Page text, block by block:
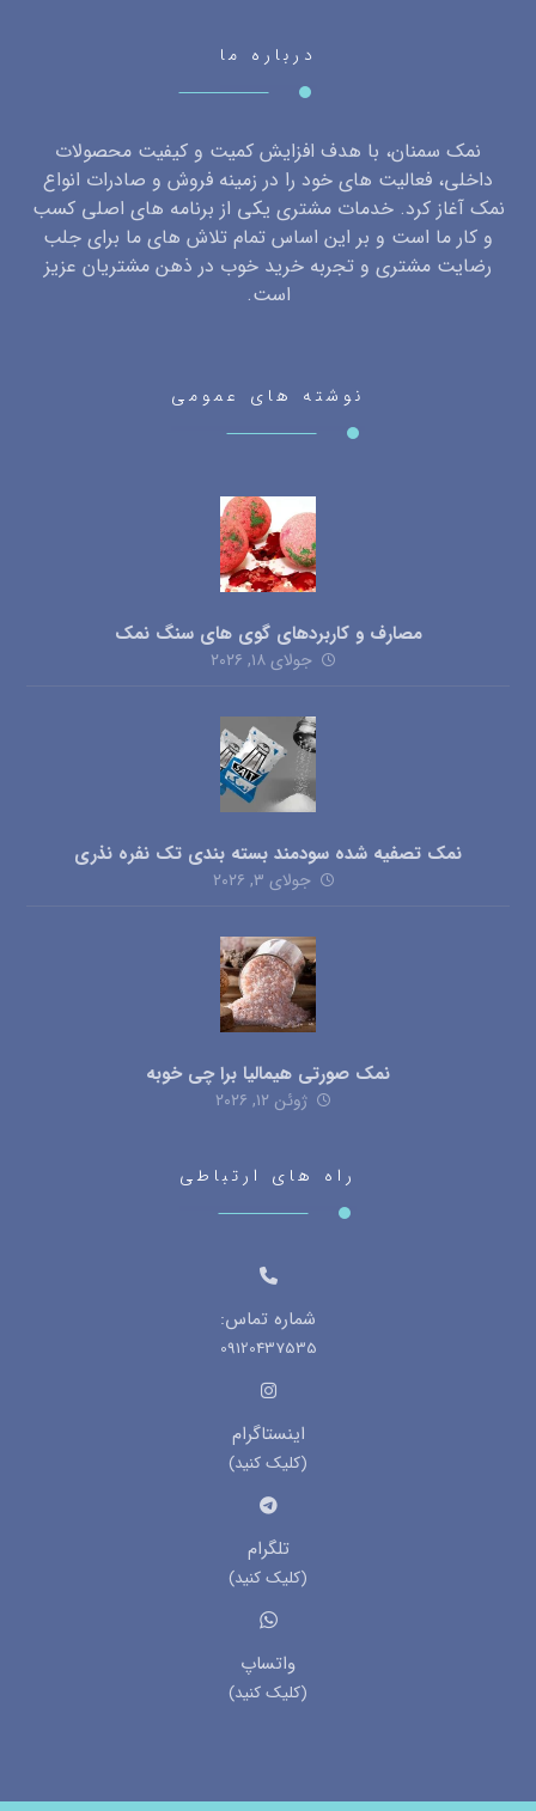
درباره ما
نمک سمنان، با هدف افزایش کمیت و کیفیت محصولات
داخلی، فعالیت های خود را در زمینه فروش و صادرات انواع
نمک آغاز کرد. خدمات مشتری یکی از برنامه های اصلی کسب
و کار ما است و بر این اساس تمام تلاش های ما برای جلب
رضایت مشتری و تجربه خرید خوب در ذهن مشتریان عزیز
است.
نوشته های عمومی
مصارف و کاربردهای گوی های سنگ نمک
جولای ۱۸, ۲۰۲۶
نمک تصفیه شده سودمند بسته بندی تک نفره نذری
جولای ۳, ۲۰۲۶
نمک صورتی هیمالیا برا چی خوبه
ژوئن ۱۲, ۲۰۲۶
راه های ارتباطی
شماره تماس:
09120437535
اینستاگرام
(کلیک کنید)
تلگرام
(کلیک کنید)
واتساپ
(کلیک کنید)